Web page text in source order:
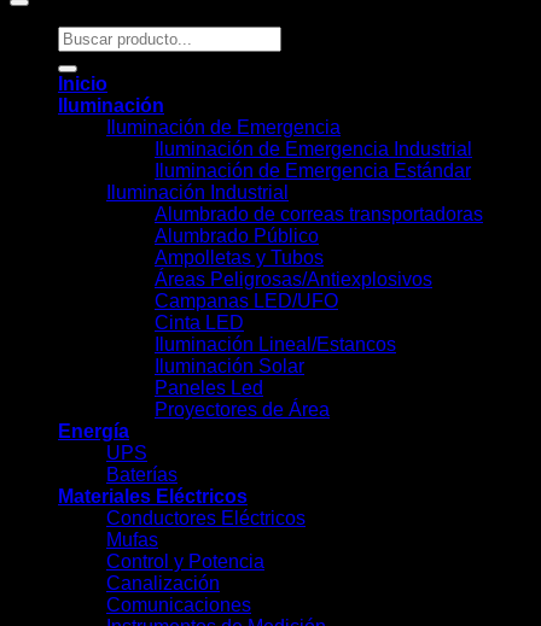
Buscar
por:
Inicio
Iluminación
Iluminación de Emergencia
Iluminación de Emergencia Industrial
Iluminación de Emergencia Estándar
Iluminación Industrial
Alumbrado de correas transportadoras
Alumbrado Público
Ampolletas y Tubos
Áreas Peligrosas/Antiexplosivos
Campanas LED/UFO
Cinta LED
Iluminación Lineal/Estancos
Iluminación Solar
Paneles Led
Proyectores de Área
Energía
UPS
Baterías
Materiales Eléctricos
Conductores Eléctricos
Mufas
Control y Potencia
Canalización
Comunicaciones